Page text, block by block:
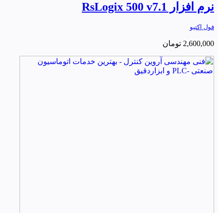
نرم افزار RsLogix 500 v7.1
فول اکتیو
2,600,000 تومان